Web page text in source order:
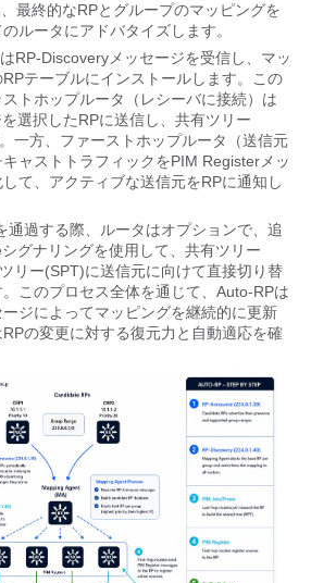
最終的なRPとグループのマッピングを
ルータにアドバタイズします。
RP-Discoveryメッセージを受信し、マッ
テーブルにインストールします。この
トホップルータ（レシーバに接続）は
選択したRPに送信し、共有ツリー
一方、ファーストホップルータ（送信元
ャストトラフィックをPIM Registerメッ
て、アクティブな送信元をRPに通知し
通過する際、ルータはオプションで、追
グナリングを使用して、共有ツリー
リー(SPT)に送信元に向けて直接切り替
このプロセス全体を通じて、Auto-RPは
ジによってマッピングを継続的に更新
の変更に対する復元力と自動適応を確